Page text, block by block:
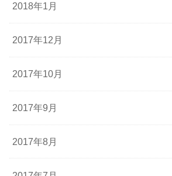
2018年1月
2017年12月
2017年10月
2017年9月
2017年8月